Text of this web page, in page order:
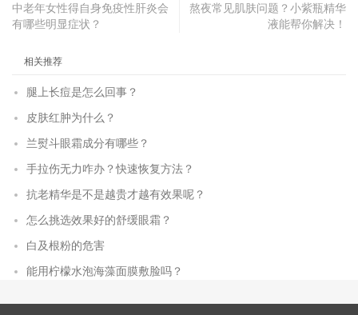
中老年女性得自身免疫性肝炎会
有哪些明显症状？
熬夜常见肌肤问题？小紫瓶精华
液能帮你解决！
相关推荐
腿上长痘是怎么回事？
皮肤红肿为什么？
兰熨斗眼霜成分有哪些？
手拉伤无力咋办？快速恢复方法？
抗老精华是不是越贵才越有效果呢？
怎么挑选效果好的舒缓眼霜？
白及根粉的危害
能用柠檬水泡海藻面膜敷脸吗？